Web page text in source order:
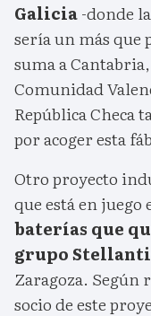
Galicia-donde
sería un más que
suma a
Comunidad
República Checa
por acoger esta
Otro proyecto
que está en juego
baterías que
grupo
Zaragoza. Según
socio de este